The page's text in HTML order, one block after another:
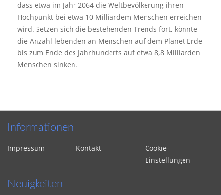
dass etwa im Jahr 2064 die Weltbevölkerung ihren
Hochpunkt bei etwa 10 Milliardem Menschen erreichen
wird. Setzen sich die bestehenden Trends fort, könnte
die Anzahl lebenden an Menschen auf dem Planet Erde
bis zum Ende des Jahrhunderts auf etwa 8,8 Milliarden
Menschen sinken.
Informationen
Impressum Kontakt
Cookie-
Einstellungen
Neuigkeiten